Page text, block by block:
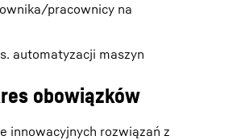
pracownicy na
automatyzacji maszyn
obowiązków
innowacyjnych rozwiązań z